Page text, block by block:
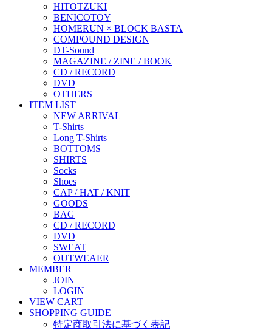
HITOTZUKI
BENICOTOY
HOMERUN × BLOCK BASTA
COMPOUND DESIGN
DT-Sound
MAGAZINE / ZINE / BOOK
CD / RECORD
DVD
OTHERS
ITEM LIST
NEW ARRIVAL
T-Shirts
Long T-Shirts
BOTTOMS
SHIRTS
Socks
Shoes
CAP / HAT / KNIT
GOODS
BAG
CD / RECORD
DVD
SWEAT
OUTWEAER
MEMBER
JOIN
LOGIN
VIEW CART
SHOPPING GUIDE
特定商取引法に基づく表記